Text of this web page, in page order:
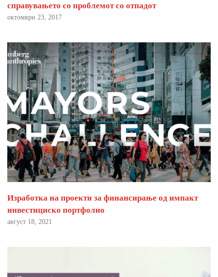
справувањето со проблемот со отпадот
октомври 23, 2017
Изработка на проекти за финансирање од импакт
инвестициско портфолио
август 18, 2021